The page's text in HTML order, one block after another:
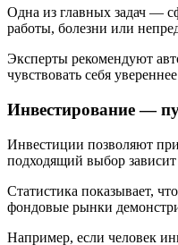
Одна из главных задач —
работы, болезни или
Эксперты рекомендуют
чувствовать себя
Инвестирование —
Инвестиции позволяют
подходящий выбор
Статистика показывает,
фондовые рынки
Например, если человек